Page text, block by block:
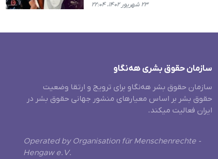
۲۳ شهریور ۱۴۰۲، ۲۲:۰۴
سازمان حقوق بشری هەنگاو
سازمان حقوق بشر هه‌نگاو برای ترویج و ارتقا وضعیت
حقوق بشر بر اساس معیارهای منشور جهانی حقوق بشر در
ایران فعالیت میکند.
Operated by Organisation für Menschenrechte -
Hengaw e.V.